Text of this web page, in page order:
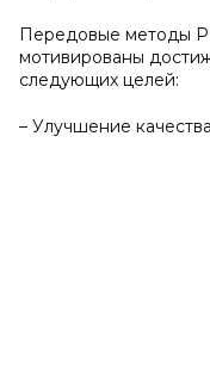
Передовые методы
мотивированы
следующих целей:
– Улучшение